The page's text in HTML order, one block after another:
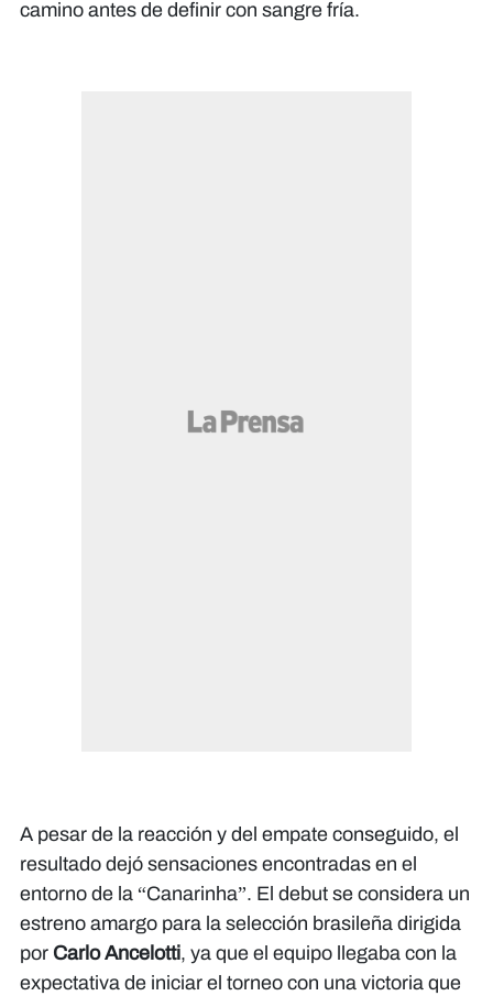
camino antes de definir con sangre fría.
A pesar de la reacción y del empate conseguido, el
resultado dejó sensaciones encontradas en el
entorno de la “Canarinha”. El debut se considera un
estreno amargo para la selección brasileña dirigida
por Carlo Ancelotti, ya que el equipo llegaba con la
expectativa de iniciar el torneo con una victoria que